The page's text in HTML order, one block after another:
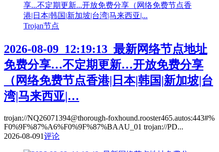
Trojan节点
2026-08-09_12:19:13_最新网络节点地址
免费分享…不定期更新…开放免费分享
（网络免费节点香港|日本|韩国|新加坡|台
湾|马来西亚|…
trojan://NQ26071394@thorough-foxhound.rooster465.autos:443#%
F0%9F%87%A6%F0%9F%87%BAAU_01 trojan://PD...
2026-08-091评论